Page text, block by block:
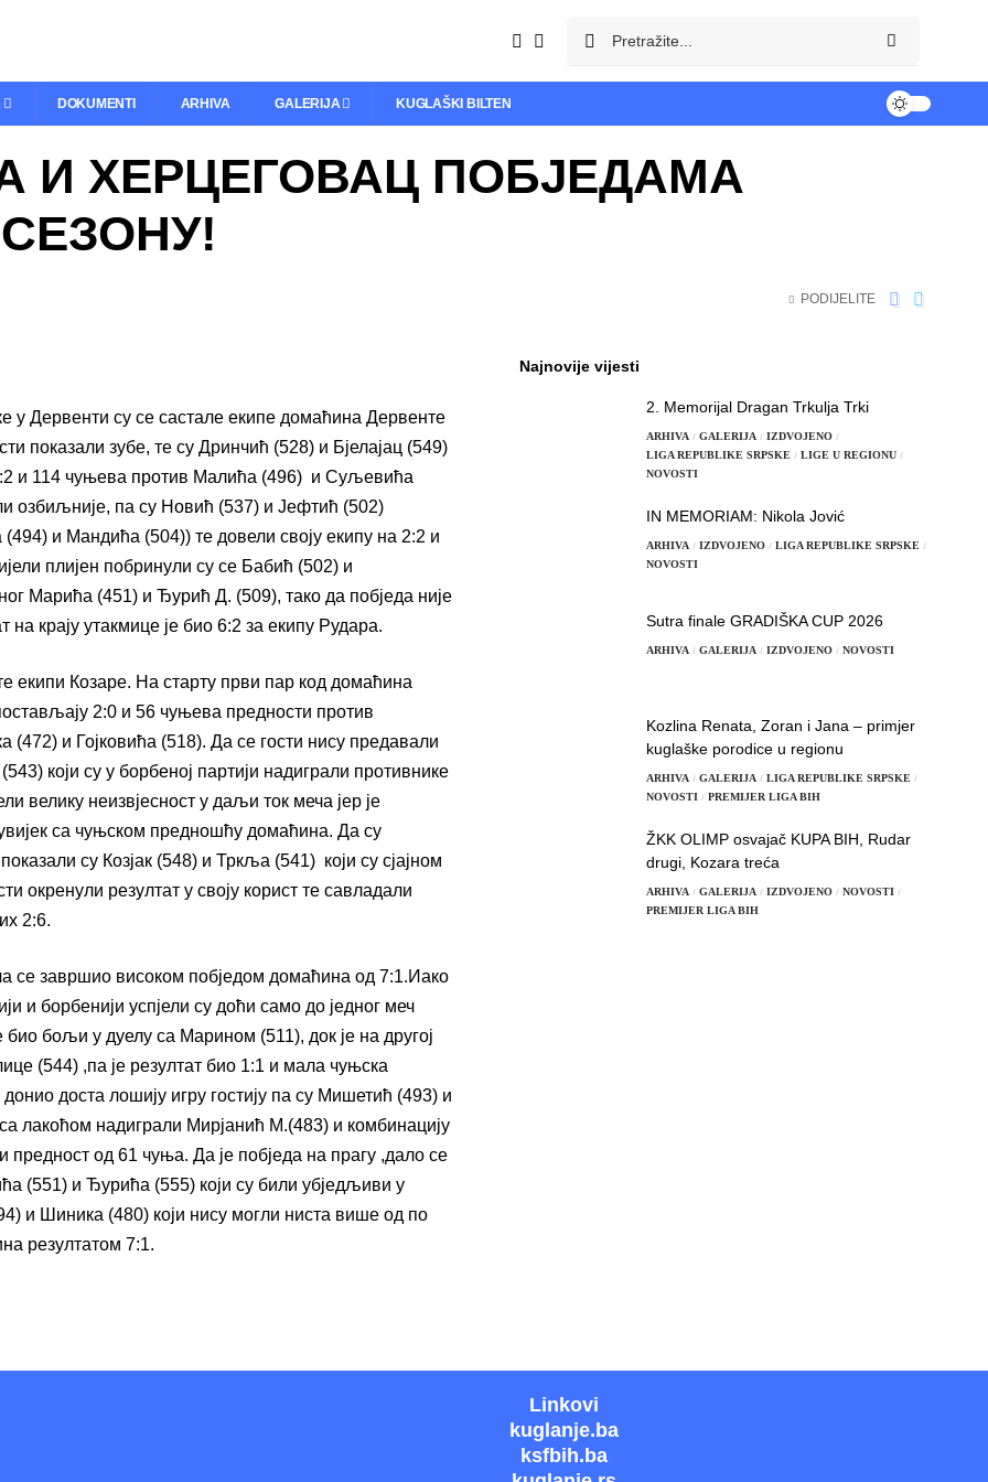
DOKUMENTI ARHIVA GALERIJA KUGLAŠKI BILTEN
И ХЕРЦЕГОВАЦ ПОБЈЕДАМА
PODIJELITE
у Дервенти су се састале екипе домаћина Дервенте
показали зубе, те су Дринчић (528) и Бјелајац (549)
и 114 чуњева против Малића (496) и Суљевића
озбиљније, па су Новић (537) и Јефтић (502)
и Мандића (504)) те довели своју екипу на 2:2 и
плијен побринули су се Бабић (502) и
Марића (451) и Ђурић Д. (509), тако да побједа није
на крају утакмице је био 6:2 за екипу Рудара.
екипи Козаре. На старту први пар код домаћина
2:0 и 56 чуњева предности против
и Гојковића (518). Да се гости нису предавали
који су у борбеној партији надиграли противнике
велику неизвјесност у даљи ток меча јер је
са чуњском предношћу домаћина. Да су
су Козјак (548) и Тркља (541) који су сјајном
окренули резултат у своју корист те савладали
2:6.
се завршио високом побједом домаћина од 7:1.Иако
и борбенији успјели су доћи само до једног меч
био бољи у дуелу са Марином (511), док је на другој
(544) ,па је резултат био 1:1 и мала чуњска
доста лошију игру гостију па су Мишетић (493) и
лакоћом надиграли Мирјанић М.(483) и комбинацију
од 61 чуња. Да је побједа на прагу ,дало се
(551) и Ђурића (555) који су били убједљиви у
и Шиника (480) који нису могли ниста више од по
резултатом 7:1.
Najnovije vijesti
2. Memorijal Dragan Trkulja Trki
ARHIVA GALERIJA
IZDVOJENO
LIGA REPUBLIKE SRPSKE
LIGE U REGIONU
NOVOSTI
IN MEMORIAM: Nikola Jović
ARHIVA IZDVOJENO
LIGA REPUBLIKE SRPSKE
NOVOSTI
Sutra finale GRADIŠKA CUP 2026
ARHIVA GALERIJA IZDVOJENO NOVOSTI
Kozlina Renata, Zoran i Jana – primjer
kuglaške porodice u regionu
ARHIVA GALERIJA
LIGA REPUBLIKE SRPSKE
NOVOSTI
PREMIJER LIGA BIH
ŽKK OLIMP osvajač KUPA BIH, Rudar
drugi, Kozara treća
ARHIVA GALERIJA IZDVOJENO
NOVOSTI
PREMIJER LIGA BIH
Linkovi
kuglanje.ba
ksfbih.ba